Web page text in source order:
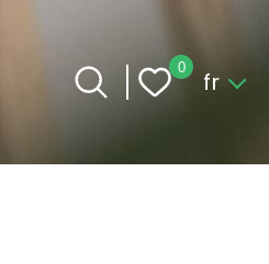
0 Langue
fr